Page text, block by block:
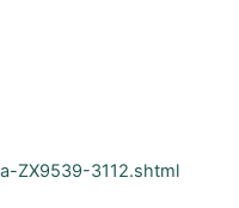
625
ZX9539-3112.shtml